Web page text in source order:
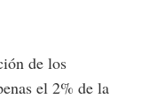
de los
el 2% de la